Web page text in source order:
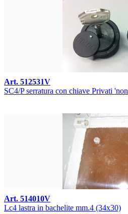
Art. 512531V
SC4/P serratura con chiave Privati 'non
Art. 514010V
Lc4 lastra in bachelite mm.4 (34x30)